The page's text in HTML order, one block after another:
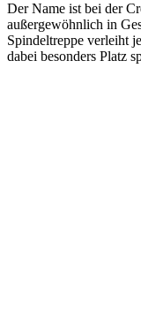
Der Name ist bei der
außergewöhnlich in
Spindeltreppe verleiht
dabei besonders Platz